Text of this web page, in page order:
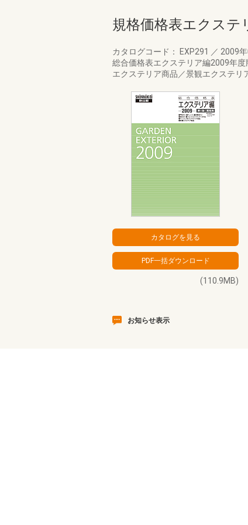
規格価格表エクステ
カタログコード： EXP291 ／ 2009
総合価格表エクステリア編2009年
エクステリア商品／景観エクステリ
(110.9MB)
お知らせ表示